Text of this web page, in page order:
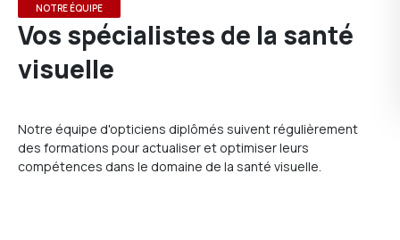
NOTRE ÉQUIPE
Vos spécialistes de la santé
visuelle
Notre équipe d'opticiens diplômés suivent régulièrement
des formations pour actualiser et optimiser leurs
compétences dans le domaine de la santé visuelle.